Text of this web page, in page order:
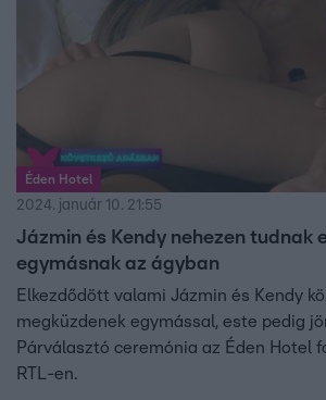
Éden Hotel
2024. január 10. 21:55
Jázmin és Kendy nehezen tudnak
egymásnak az ágyban
Elkezdődött valami Jázmin és Kendy
megküzdenek egymással, este pedig
Párválasztó ceremónia az Éden Hotel
RTL-en.